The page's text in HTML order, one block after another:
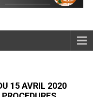
15 AVRIL 2020